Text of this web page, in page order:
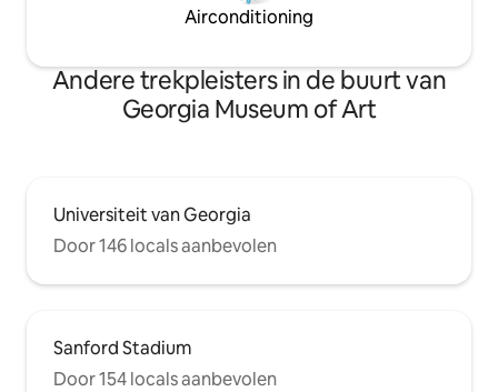
Airconditioning
Andere trekpleisters in de buurt van
Georgia Museum of Art
Universiteit van Georgia
Door 146 locals aanbevolen
Sanford Stadium
Door 154 locals aanbevolen